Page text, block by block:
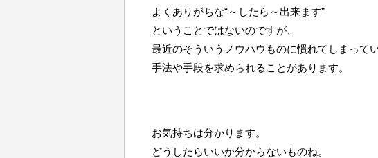
よくありがちな“～したら～出来ます”
ということではないのですが、
最近のそういうノウハウものに慣れてしまって
手法や手段を求められることがあります。
お気持ちは分かります。
どうしたらいいか分からないものね。